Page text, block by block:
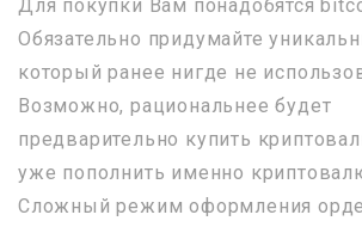
Для покупки Вам понадобятся
Обязательно придумайте
который ранее нигде не
Возможно, рациональнее будет
предварительно купить
уже пополнить именно
Сложный режим оформления